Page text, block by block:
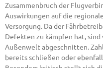
Zusammenbruch der
Auswirkungen auf die
Versorgung. Da der
Defekten zu kämpfen hat,
Außenwelt abgeschnitten.
bereits schließen oder